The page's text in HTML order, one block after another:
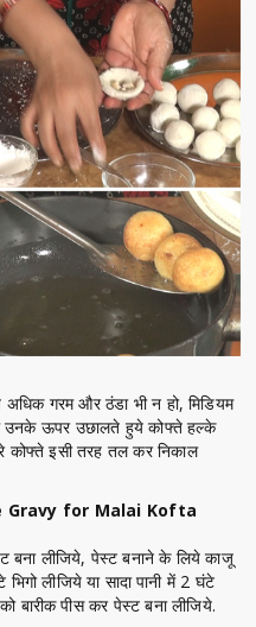
गरम और ठंडा भी न हो, मिडियम
उनके ऊपर उछालते हुये कोफ्ते हल्के
कोफ्ते इसी तरह तल कर निकाल
Gravy for Malai Kofta
लीजिये, पेस्ट बनाने के लिये काजू
लीजिये या सादा पानी में 2 घंटे
बारीक पीस कर पेस्ट बना लीजिये.